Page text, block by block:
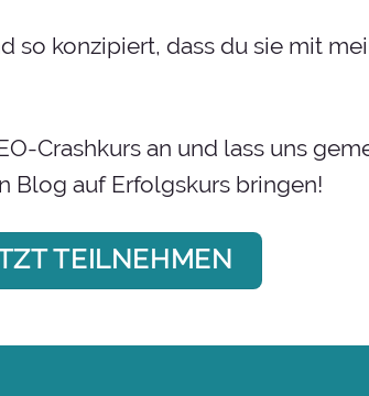
so konzipiert, dass du sie mit
Crashkurs an und lass uns
Blog auf Erfolgskurs bringen!
TEILNEHMEN